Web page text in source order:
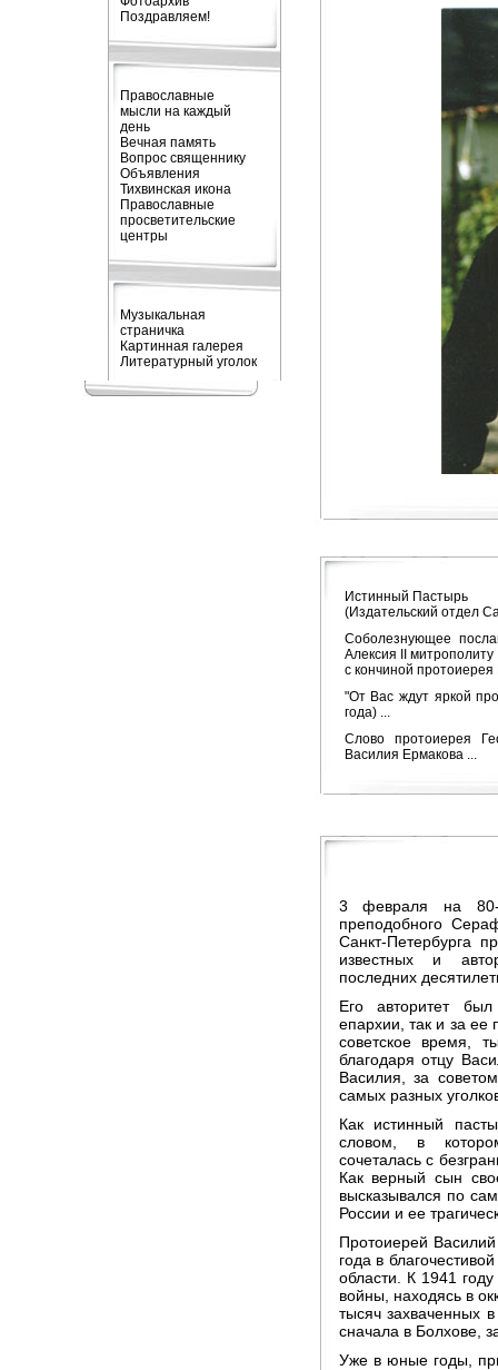
Поздравляем!
Православные
мысли на каждый
день
Вечная память
Вопрос священнику
Объявления
Тихвинская икона
Православные
просветительские
центры
Музыкальная
страничка
Картинная галерея
Литературный уголок
Истинный Пастырь
(Издательский отдел
Соболезнующее
Алексия
IIмитрополиту
с кончиной
"От Вас ждут яркой
года) ...
Слово протоиерея
Василия Ермакова ...
3 февраля на 80-
преподобного
Санкт-Петербурга
известных и
последних
Его авторитет
епархии, так и за
советское время,
благодаря отцу
Василия, за
самых разных
Как истинный
словом, в
сочеталась с
Как верный сын
высказывался по
России и ее
Протоиерей
года в
области. К 1941
войны, находясь в
тысяч захваченных
сначала в Болхове,
Уже в юные годы,